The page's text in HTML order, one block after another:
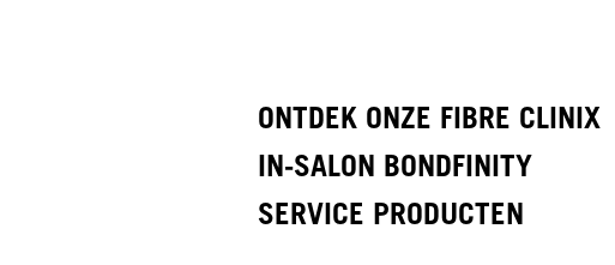
ONTDEK ONZE FIBRE CLINIX
IN-SALON BONDFINITY
SERVICE PRODUCTEN